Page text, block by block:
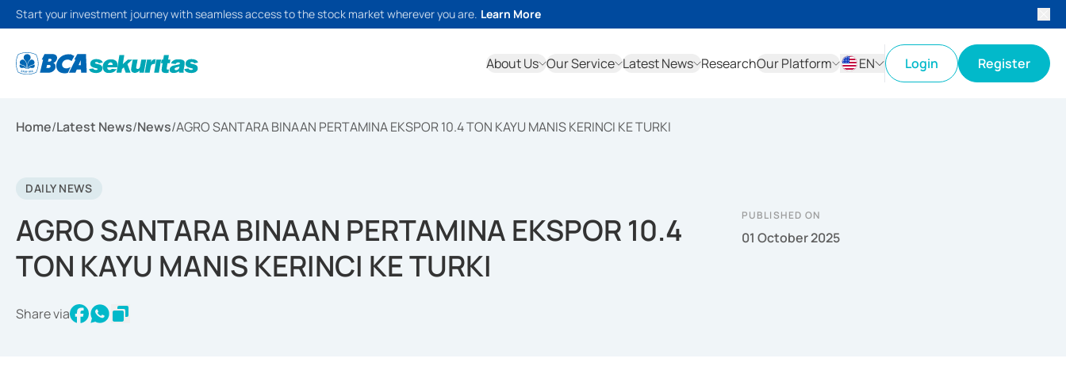
Start your investment journey with seamless access to the stock market wherever you are. Learn More
About Us Our Service Latest News ResearchOur Platform
EN
Login Register
Home/Latest News/News/AGRO SANTARA BINAAN PERTAMINA EKSPOR 10.4 TON KAYU MANIS KERINCI KE TURKI
DAILY NEWS
AGRO SANTARA BINAAN PERTAMINA EKSPOR 10.4
TON KAYU MANIS KERINCI KE TURKI
Share via
PUBLISHED ON
01 October 2025